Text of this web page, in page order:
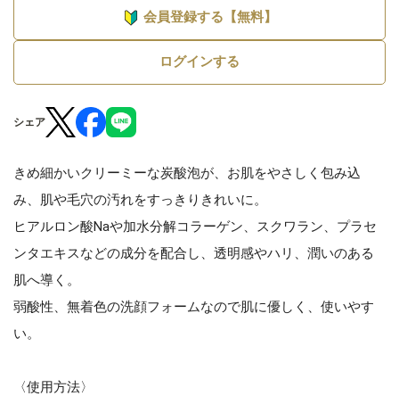
会員登録する【無料】
ログインする
シェア
きめ細かいクリーミーな炭酸泡が、お肌をやさしく包み込
み、肌や毛穴の汚れをすっきりきれいに。
ヒアルロン酸Naや加水分解コラーゲン、スクワラン、プラセ
ンタエキスなどの成分を配合し、透明感やハリ、潤いのある
肌へ導く。
弱酸性、無着色の洗顔フォームなので肌に優しく、使いやす
い。
〈使用方法〉